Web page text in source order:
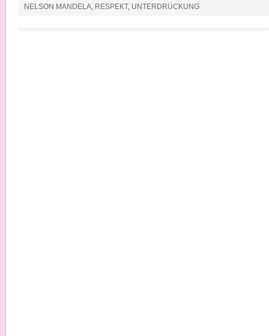
NELSON MANDELA, RESPEKT, UNTERDRÜCKUNG